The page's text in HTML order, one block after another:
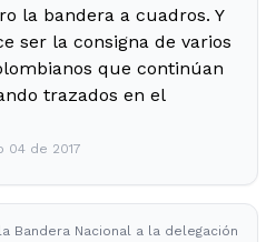
la bandera a cuadros. Y
ser la consigna de varios
que continúan
trazados en el
04 de 2017
Bandera Nacional a la delegación